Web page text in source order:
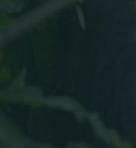
2. Las estaciones
7. Reserva tu